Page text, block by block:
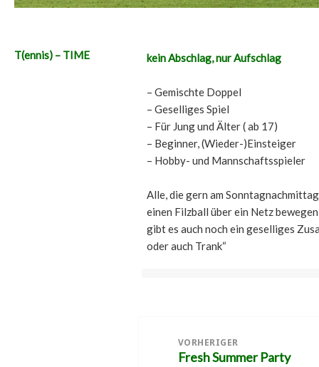
T(ennis) – TIME kein Abschlag, nur Aufschlag
– Gemischte Doppel
– Geselliges Spiel
– Für Jung und Älter ( ab 17)
– Beginner, (Wieder-)Einsteiger
– Hobby- und Mannschaftsspieler
Alle, die gern am Sonntagnachmittag
einen Filzball über ein Netz
gibt es auch noch ein geselliges
oder auch Trank“
VORHERIGER
Vorheriger
Fresh Summer Party